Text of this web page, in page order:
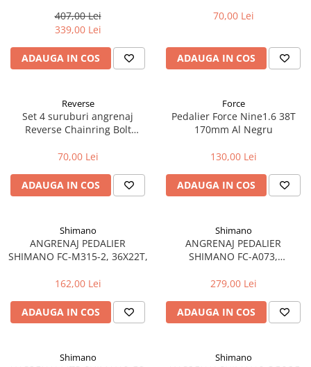
Fond de janta
Sei si tija sa bicicleta
Tija sa bicicleta
Sei
Angrenaje bicicleta
Angrenaj pedalier
Butuci pedalieri
Brat pedalier
Schimbatoare fata
Schimbatoare spate
Manete schimbator bicicleta
407,00 Lei
339,00 Lei
ADAUGA IN COS
70,00 Lei
ADAUGA IN COS
Reverse
Set 4 suruburi angrenaj
Reverse Chainring Bolt
70,00 Lei
ADAUGA IN COS
Force
Pedalier Force Nine1.6 38T
170mm Al Negru
130,00 Lei
ADAUGA IN COS
Shimano
ANGRENAJ PEDALIER
SHIMANO FC-M315-2, 36X22T,
162,00 Lei
ADAUGA IN COS
Shimano
ANGRENAJ PEDALIER
SHIMANO FC-A073,
7/8 VIT. PE SPATE, CU CG,
IND
279,00 Lei
ADAUGA IN COS
Shimano Shimano